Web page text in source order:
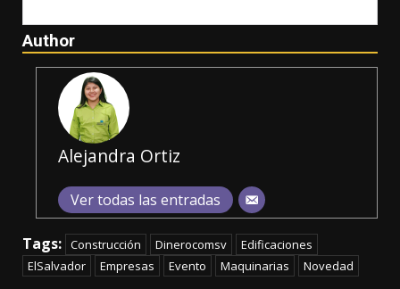
Author
Alejandra Ortiz
Ver todas las entradas
Tags: Construcción Dinerocomsv
Edificaciones
ElSalvador
Empresas Evento Maquinarias Novedad